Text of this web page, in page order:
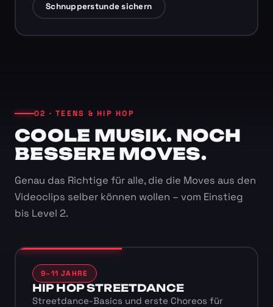
Schnupperstunde sichern
02 · TEENS & HIP HOP
COOLE MUSIK. NOCH
BESSERE MOVES.
Genau das Richtige für alle, die die Moves aus den
Videoclips selber können wollen – vom Einstieg
bis Level 2.
9–11 JAHRE
HIP HOP STREETDANCE
Streetdance-Basics und erste Choreos für